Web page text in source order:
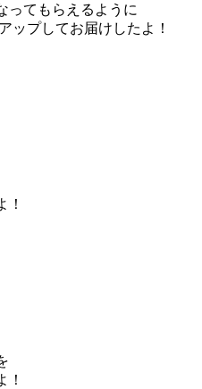
ってもらえるように
ップしてお届けしたよ！
！
！